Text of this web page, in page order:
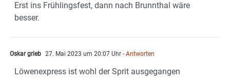
Erst ins Frühlingsfest, dann nach Brunnthal wäre
besser.
Oskar grieb 27. Mai 2023 um 20:07 Uhr - Antworten
Löwenexpress ist wohl der Sprit ausgegangen